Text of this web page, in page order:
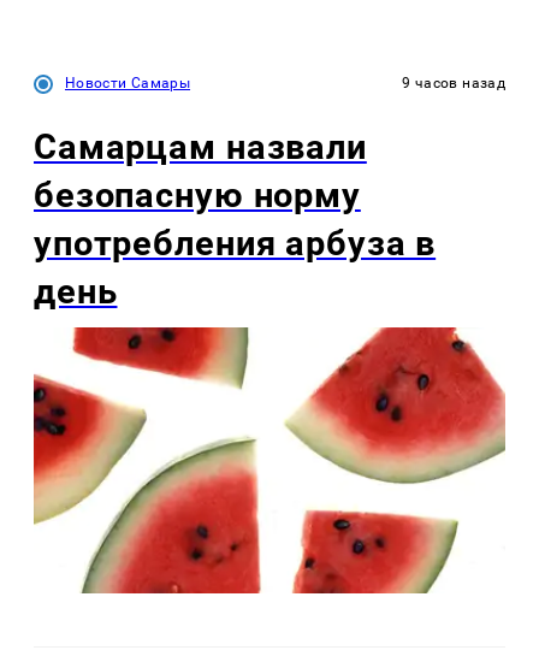
Новости Самары 9 часов назад
Самарцам назвали
безопасную норму
употребления арбуза в
день